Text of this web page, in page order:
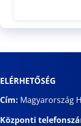
ELÉRHETŐSÉG
Cím: Magyarország
Központi